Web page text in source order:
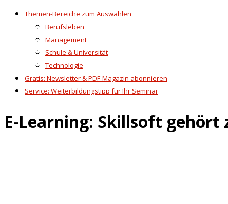
Themen-Bereiche zum Auswählen
Berufsleben
Management
Schule & Universität
Technologie
Gratis: Newsletter & PDF-Magazin abonnieren
Service: Weiterbildungstipp für Ihr Seminar
E-Learning: Skillsoft gehört